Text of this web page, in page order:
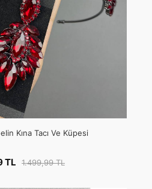
Kına Tacı Ve Küpesi
TL 1.499,99 TL